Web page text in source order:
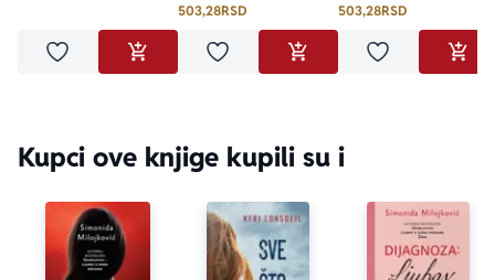
Dodaj u omiljeneDODAJ U KORPU
503,28RSD
Dodaj u omiljeneDODAJ U KORPU
503,28RSD
Dodaj u
Kupci ove knjige kupili su i